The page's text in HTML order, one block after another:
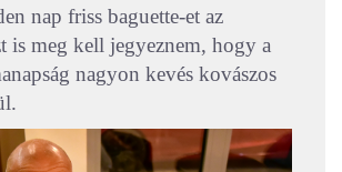
nap friss baguette-et az
is meg kell jegyeznem, hogy a
nagyon kevés kovászos